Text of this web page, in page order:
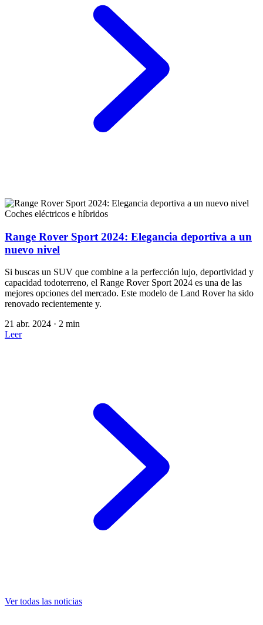
Coches eléctricos e híbridos
Range Rover Sport 2024: Elegancia deportiva a un
nuevo nivel
Si buscas un SUV que combine a la perfección lujo, deportividad y
capacidad todoterreno, el Range Rover Sport 2024 es una de las
mejores opciones del mercado. Este modelo de Land Rover ha sido
renovado recientemente y.
21 abr. 2024 · 2 min
Leer
Ver todas las noticias